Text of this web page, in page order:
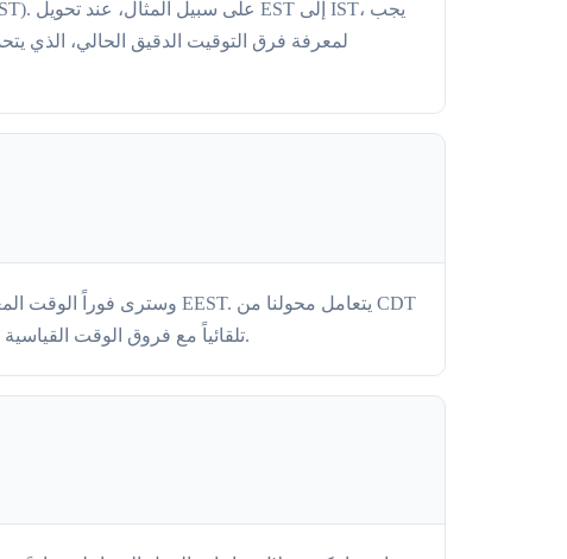
إلى EEST تلقائياً مع فروق الوقت القياسية وتغييرات التوقيت الصيفي، مما يجعل تحويل المناطق الزمنية سهلاً لجدولة المكالمات والاجتماعات الدولية.